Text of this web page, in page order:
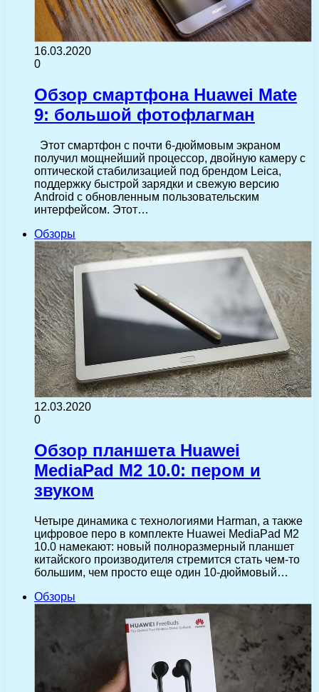
16.03.2020
0
Обзор смартфона Huawei Mate
9: большой фотофлагман
Этот смартфон с почти 6-дюймовым экраном
получил мощнейший процессор, двойную камеру с
оптической стабилизацией под брендом Leica,
поддержку быстрой зарядки и свежую версию
Android c обновленным пользовательским
интерфейсом. Этот…
Обзоры
12.03.2020
0
Обзор планшета Huawei
MediaPad M2 10.0: пером и
звуком
Четыре динамика с технологиями Harman, а также
цифровое перо в комплекте Huawei MediaPad M2
10.0 намекают: новый полноразмерный планшет
китайского производителя стремится стать чем-то
большим, чем просто еще один 10-дюймовый…
Обзоры